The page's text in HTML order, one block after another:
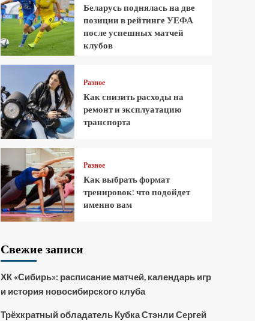
Беларусь поднялась на две
позиции в рейтинге УЕФА
после успешных матчей
клубов
Разное
Как снизить расходы на
ремонт и эксплуатацию
транспорта
Разное
Как выбрать формат
тренировок: что подойдет
именно вам
Свежие записи
ХК «Сибирь»: расписание матчей, календарь игр
и история новосибирского клуба
Трёхкратный обладатель Кубка Стэнли Сергей